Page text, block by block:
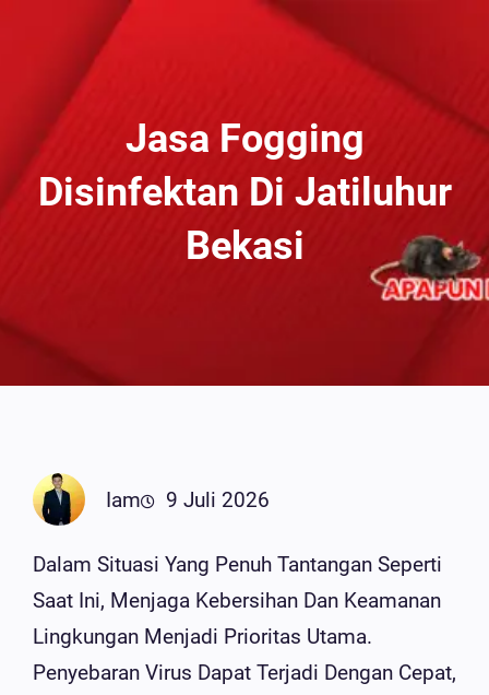
Jasa Fogging
Disinfektan Di Jatiluhur
Bekasi
Iam 9 Juli 2026
Dalam Situasi Yang Penuh Tantangan Seperti
Saat Ini, Menjaga Kebersihan Dan Keamanan
Lingkungan Menjadi Prioritas Utama.
Penyebaran Virus Dapat Terjadi Dengan Cepat,